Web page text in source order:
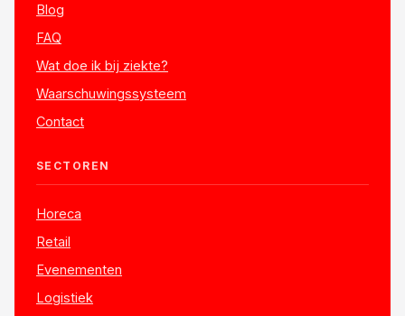
Blog
FAQ
Wat doe ik bij ziekte?
Waarschuwingssysteem
Contact
SECTOREN
Horeca
Retail
Evenementen
Logistiek